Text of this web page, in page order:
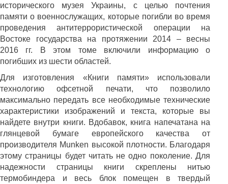
исторического музея Украины, с целью почтения
памяти о военнослужащих, которые погибли во время
проведения антитеррористической операции на
Востоке государства на протяжении 2014 – весны
2016 гг. В этом томе включили информацию о
погибших из шести областей.
Для изготовления «Книги памяти» использовали
технологию офсетной печати, что позволило
максимально передать все необходимые технические
характеристики изображений и текста, которые вы
найдете внутри книги. Вдобавок, книга напечатана на
глянцевой бумаге европейского качества от
производителя Munken высокой плотности. Благодаря
этому страницы будет читать не одно поколение. Для
надежности страницы книги скреплены нитью
термобиндера и весь блок помещен в твердый